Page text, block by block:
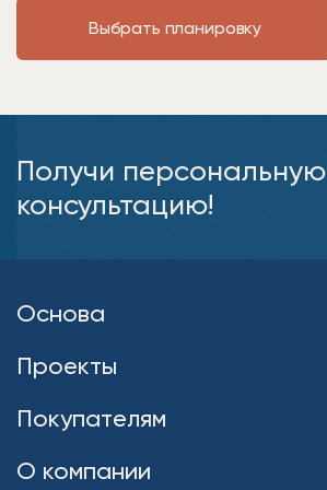
Выбрать планировку
Получи персональную
консультацию!
Основа
Проекты
Покупателям
О компании